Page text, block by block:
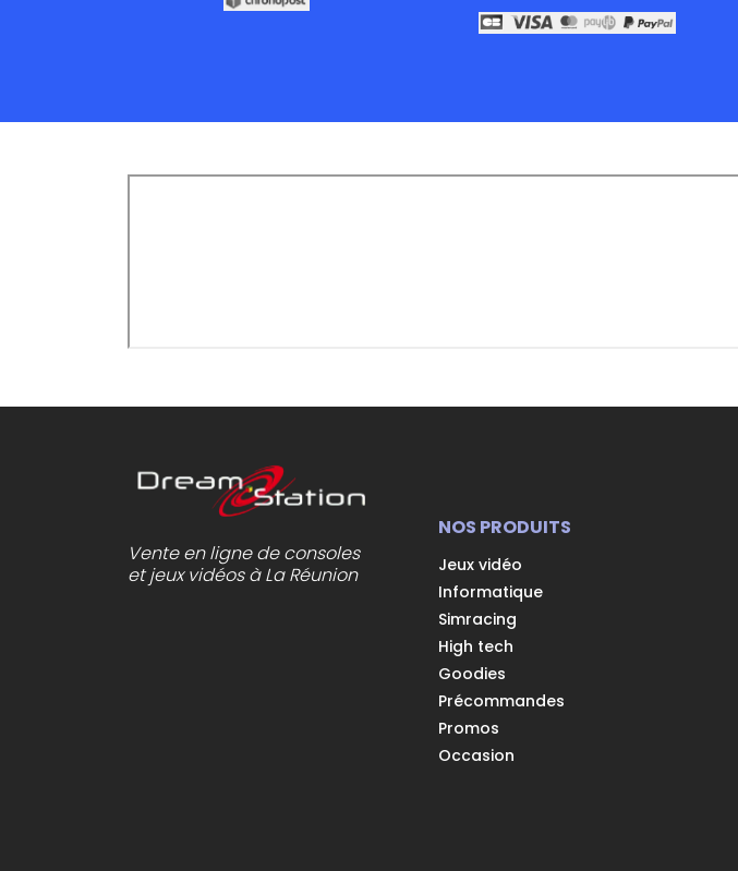
Vente en ligne de consoles
et jeux vidéos à La Réunion
NOS PRODUITS
Jeux vidéo
Informatique
Simracing
High tech
Goodies
Précommandes
Promos
Occasion